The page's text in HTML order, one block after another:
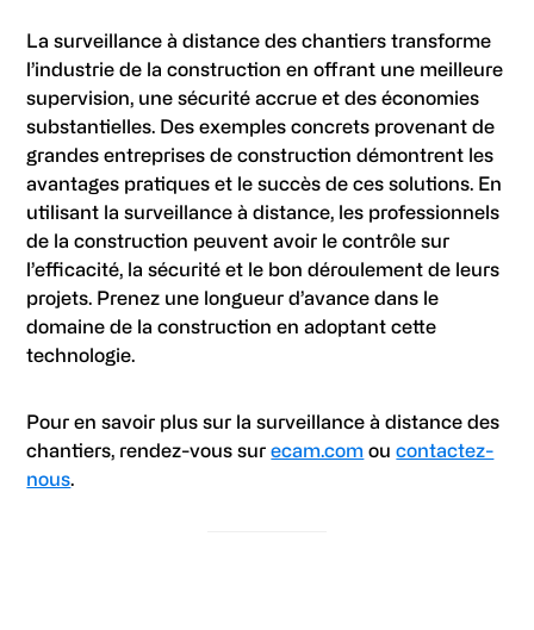
La surveillance à distance des chantiers transforme
l’industrie de la construction en offrant une meilleure
supervision, une sécurité accrue et des économies
substantielles. Des exemples concrets provenant de
grandes entreprises de construction démontrent les
avantages pratiques et le succès de ces solutions. En
utilisant la surveillance à distance, les professionnels
de la construction peuvent avoir le contrôle sur
l’efficacité, la sécurité et le bon déroulement de leurs
projets. Prenez une longueur d’avance dans le
domaine de la construction en adoptant cette
technologie.
Pour en savoir plus sur la surveillance à distance des
chantiers, rendez-vous surecam.com oucontactez-
nous.